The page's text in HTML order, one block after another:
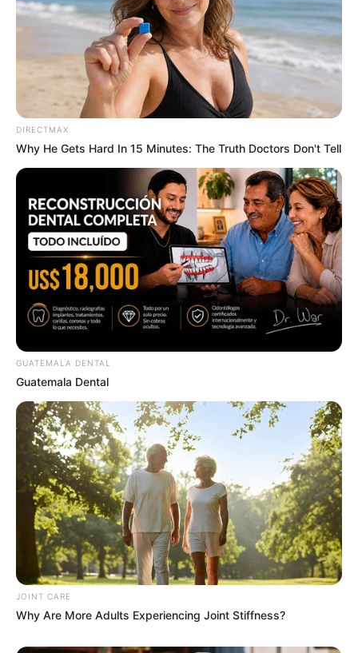
This New Will Give You An Erection After +45
How To Get An Erection Even After 60!
MEDVI
Men 45+ Are Trying This To Perform Better
DIRECTMAX
Why He Gets Hard In 15 Minutes: The Truth Doctors Don't Tell
GUATEMALA DENTAL
Guatemala Dental
JOINT CARE
Why Are More Adults Experiencing Joint Stiffness?